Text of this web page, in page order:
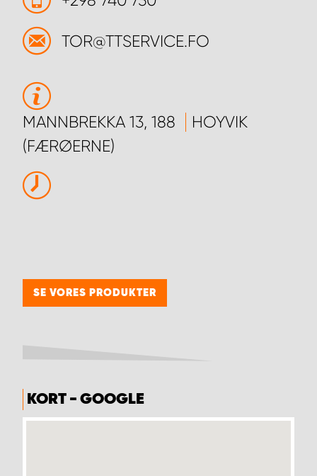
TOR@TTSERVICE.FO
MANNBREKKA 13, 188
HOYVIK
(FÆRØERNE)
SE VORES PRODUKTER
KORT - GOOGLE